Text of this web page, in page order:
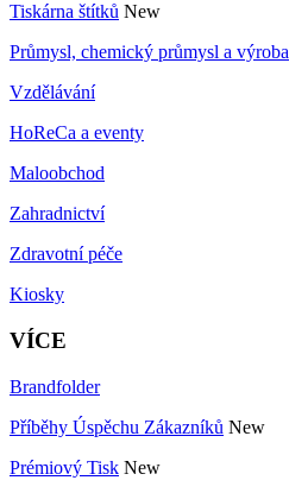
Tiskárna štítků New
Průmysl, chemický průmysl a výroba
Vzdělávání
HoReCa a eventy
Maloobchod
Zahradnictví
Zdravotní péče
Kiosky
VÍCE
Brandfolder
Příběhy Úspěchu Zákazníků New
Prémiový Tisk New